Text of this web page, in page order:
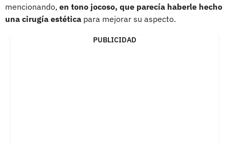
mencionando, en tono jocoso, que parecía haberle hecho
una cirugía estética para mejorar su aspecto.
PUBLICIDAD